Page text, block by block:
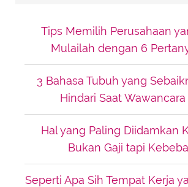
Tips Memilih Perusahaan
Mulailah dengan 6
3 Bahasa Tubuh yang
Hindari Saat Wawancara
Hal yang Paling Diidamkan
Bukan Gaji tapi
Seperti Apa Sih Tempat Kerja